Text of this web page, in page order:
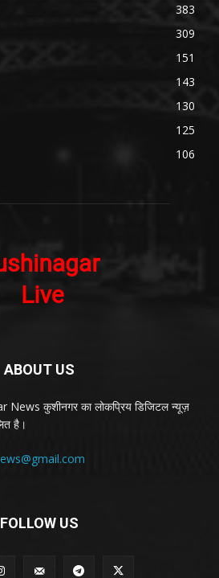
383
309
151
143
130
125
106
ABOUT US
News कुशीनगर का लोकप्रिय डिजिटल न्यूज़
है।
FOLLOW US